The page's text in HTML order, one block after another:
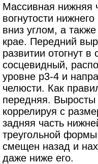
Массивная
вогнутости
вниз углом, а
крае. Передний
развитии отогнут
сосцевидный,
уровне р3-4 и
челюсти. Как
передняя. Выросты
коррелируя с
задняя часть
треугольной
смещен назад и
даже ниже его.